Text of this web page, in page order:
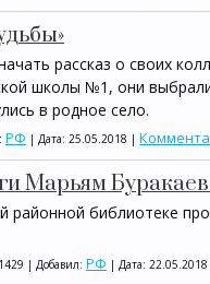
рассказ о своих
школы №1, они
в родное село.
РФ | Дата: 25.05.2018 |
Марьям
районной библиотеке
| Добавил: РФ | Дата: 22.05.2018